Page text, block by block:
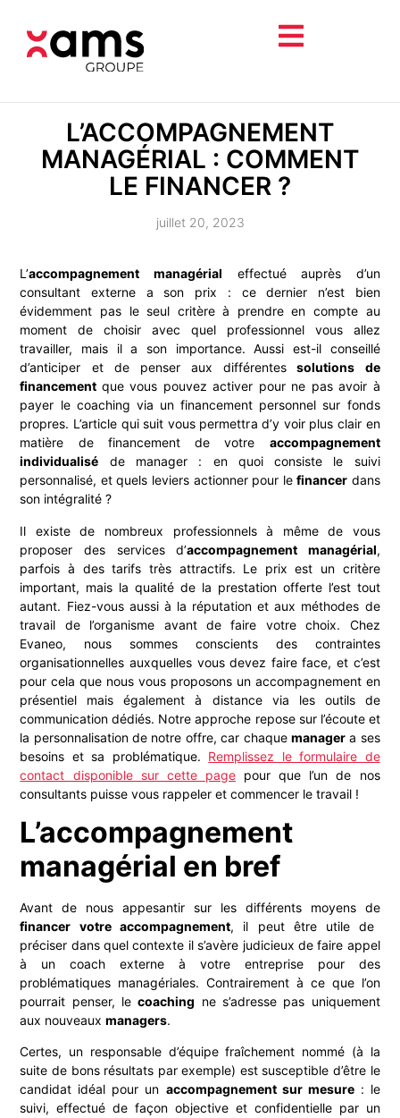
L’ACCOMPAGNEMENT
MANAGÉRIAL : COMMENT
LE FINANCER ?
juillet 20, 2023
L’accompagnement managérial effectué auprès d’un
consultant externe a son prix : ce dernier n’est bien
évidemment pas le seul critère à prendre en compte au
moment de choisir avec quel professionnel vous allez
travailler, mais il a son importance. Aussi est-il conseillé
d’anticiper et de penser aux différentes solutions de
financement que vous pouvez activer pour ne pas avoir à
payer le coaching via un financement personnel sur fonds
propres. L’article qui suit vous permettra d’y voir plus clair en
matière de financement de votre accompagnement
individualisé de manager : en quoi consiste le suivi
personnalisé, et quels leviers actionner pour lefinancer dans
son intégralité ?
Il existe de nombreux professionnels à même de vous
proposer des services d’accompagnement managérial,
parfois à des tarifs très attractifs. Le prix est un critère
important, mais la qualité de la prestation offerte l’est tout
autant. Fiez-vous aussi à la réputation et aux méthodes de
travail de l’organisme avant de faire votre choix. Chez
Evaneo, nous sommes conscients des contraintes
organisationnelles auxquelles vous devez faire face, et c’est
pour cela que nous vous proposons un accompagnement en
présentiel mais également à distance via les outils de
communication dédiés. Notre approche repose sur l’écoute et
la personnalisation de notre offre, car chaque managera ses
besoins et sa problématique. Remplissez le formulaire de
contact disponible sur cette pagepour que l’un de nos
consultants puisse vous rappeler et commencer le travail !
L’accompagnement
managérial en bref
Avant de nous appesantir sur les différents moyens de
financer votre accompagnement, il peut être utile de
préciser dans quel contexte il s’avère judicieux de faire appel
à un coach externe à votre entreprise pour des
problématiques managériales. Contrairement à ce que l’on
pourrait penser, lecoaching ne s’adresse pas uniquement
aux nouveauxmanagers.
Certes, un responsable d’équipe fraîchement nommé (à la
suite de bons résultats par exemple) est susceptible d’être le
candidat idéal pour un accompagnement sur mesure: le
suivi, effectué de façon objective et confidentielle par un